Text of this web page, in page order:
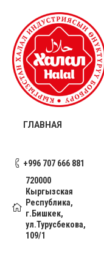
ГЛАВНАЯ
+996 707 666 881
720000
Кыргызская
Республика,
г.Бишкек,
ул.Турусбекова,
109/1